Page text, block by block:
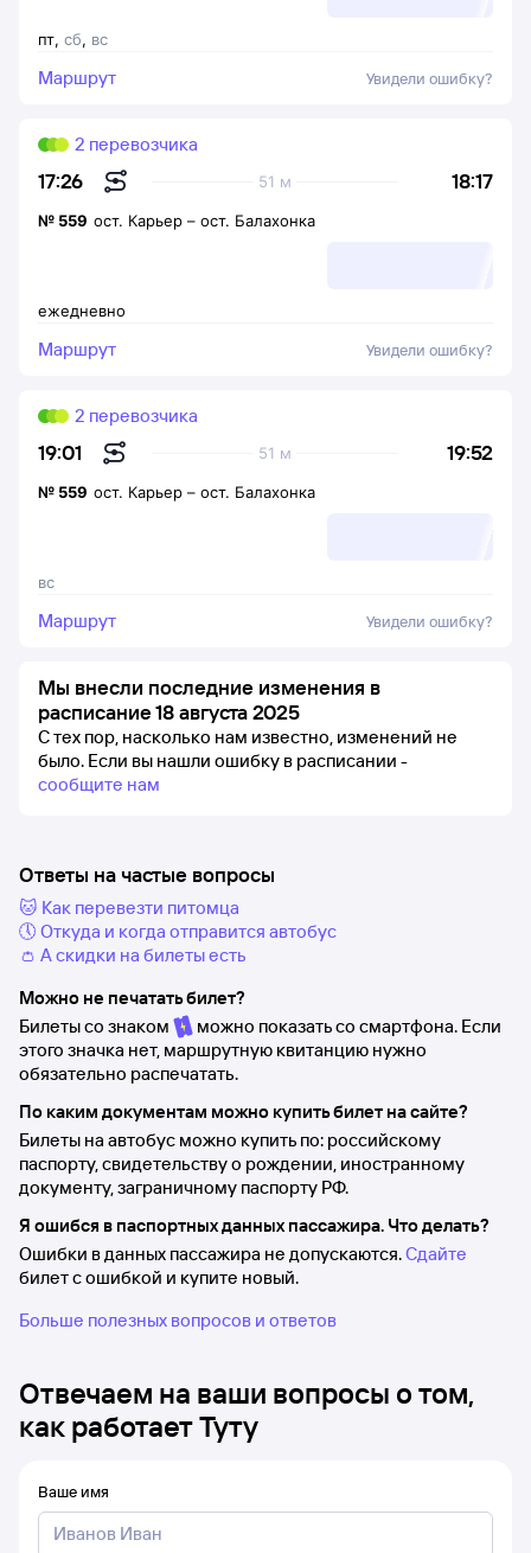
пт, сб, вс
Маршрут Увидели ошибку?
17:26 18:17
51 м
2 перевозчика
ежедневно
№ 559 ост. Карьер – ост. Балахонка
Маршрут Увидели ошибку?
19:01 19:52
51 м
2 перевозчика
вс
№ 559 ост. Карьер – ост. Балахонка
Маршрут Увидели ошибку?
Мы внесли последние изменения в
расписание 18 августа 2025
С тех пор, насколько нам известно, изменений не
было. Если вы нашли ошибку в расписании -
сообщите нам
Ответы на частые вопросы
🐱 Как перевезти питомца
🕔 Откуда и когда отправится автобус
👛 А скидки на билеты есть
Можно не печатать билет?
Билеты со знаком
можно показать со смартфона. Если
этого значка нет, маршрутную квитанцию нужно
обязательно распечатать.
По каким документам можно купить билет на сайте?
Билеты на автобус можно купить по: российскому
паспорту, свидетельству о рождении, иностранному
документу, заграничному паспорту РФ.
Я ошибся в паспортных данных пассажира. Что делать?
Ошибки в данных пассажира не допускаются.Сдайте
билет с ошибкой и купите новый.
Больше полезных вопросов и ответов
Отвечаем на ваши вопросы о том,
как работает Туту
Ваше имя